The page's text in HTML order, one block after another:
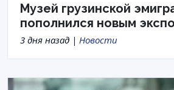
Музей грузинской
пополнился новым
3 дня назад | Новости